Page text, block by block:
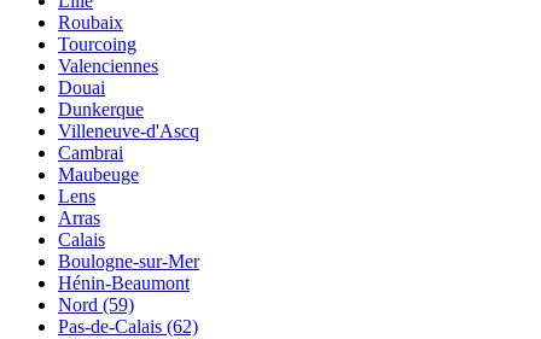
Roubaix
Tourcoing
Valenciennes
Douai
Dunkerque
Villeneuve-d'Ascq
Cambrai
Maubeuge
Lens
Arras
Calais
Boulogne-sur-Mer
Hénin-Beaumont
Nord (59)
Pas-de-Calais (62)